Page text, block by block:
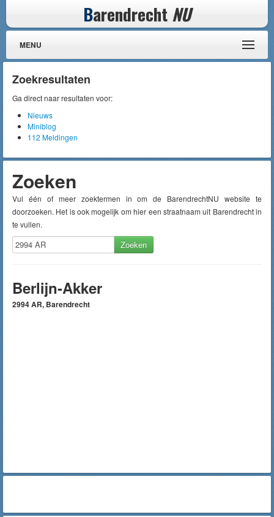
Barendrecht NU
MENU
Zoekresultaten
Ga direct naar resultaten voor:
Nieuws
Miniblog
112 Meldingen
Zoeken
Vul één of meer zoektermen in om de BarendrechtNU website te
doorzoeken. Het is ook mogelijk om hier een straatnaam uit Barendrecht in
te vullen.
Zoeken
Berlijn-Akker
2994 AR, Barendrecht